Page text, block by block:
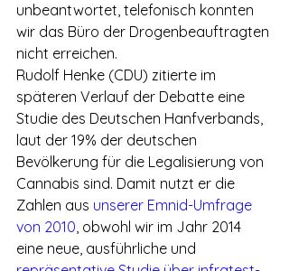
unbeantwortet, telefonisch konnten
wir das Büro der Drogenbeauftragten
nicht erreichen.
Rudolf Henke (CDU) zitierte im
späteren Verlauf der Debatte eine
Studie des Deutschen Hanfverbands,
laut der 19% der deutschen
Bevölkerung für die Legalisierung von
Cannabis sind. Damit nutzt er die
Zahlen aus unserer Emnid-Umfrage
von 2010, obwohl wir im Jahr 2014
eine neue, ausführliche und